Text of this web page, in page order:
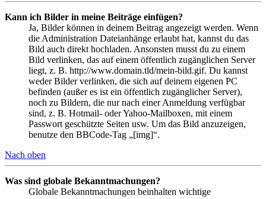
Kann ich Bilder in meine Beiträge einfügen?
Ja, Bilder können in deinem Beitrag angezeigt werden. Wenn
die Administration Dateianhänge erlaubt hat, kannst du das
Bild auch direkt hochladen. Ansonsten musst du zu einem
Bild verlinken, das auf einem öffentlich zugänglichen Server
liegt, z. B. http://www.domain.tld/mein-bild.gif. Du kannst
weder Bilder verlinken, die sich auf deinem eigenen PC
befinden (außer es ist ein öffentlich zugänglicher Server),
noch zu Bildern, die nur nach einer Anmeldung verfügbar
sind, z. B. Hotmail- oder Yahoo-Mailboxen, mit einem
Passwort geschützte Seiten usw. Um das Bild anzuzeigen,
benutze den BBCode-Tag „[img]“.
Nach oben
Was sind globale Bekanntmachungen?
Globale Bekanntmachungen beinhalten wichtige